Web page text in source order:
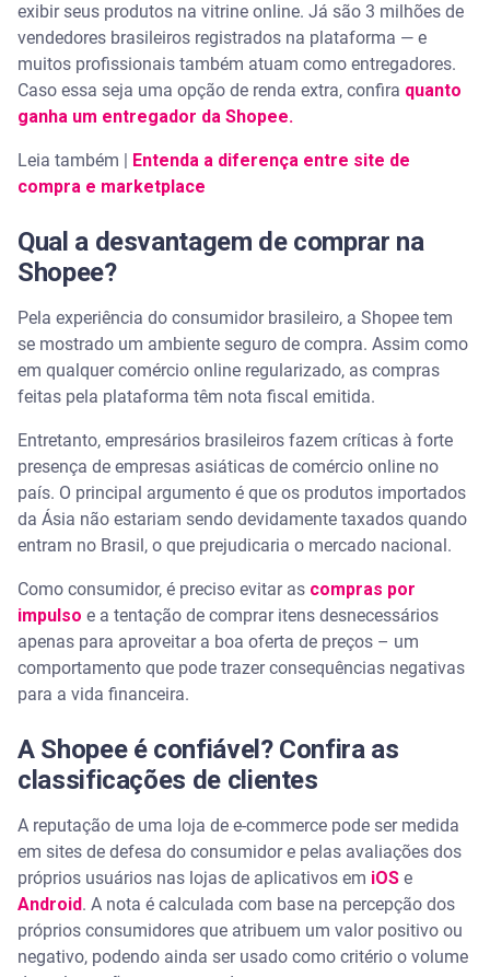
exibir seus produtos na vitrine online. Já são 3 milhões de
vendedores brasileiros registrados na plataforma — e
muitos profissionais também atuam como entregadores.
Caso essa seja uma opção de renda extra, confira quanto
ganha um entregador da Shopee.
Leia também |
Entenda a diferença entre site de
compra e marketplace
Qual a desvantagem de comprar na
Shopee?
Pela experiência do consumidor brasileiro, a Shopee tem
se mostrado um ambiente seguro de compra. Assim como
em qualquer comércio online regularizado, as compras
feitas pela plataforma têm nota fiscal emitida.
Entretanto, empresários brasileiros fazem críticas à forte
presença de empresas asiáticas de comércio online no
país. O principal argumento é que os produtos importados
da Ásia não estariam sendo devidamente taxados quando
entram no Brasil, o que prejudicaria o mercado nacional.
Como consumidor, é preciso evitar as compras por
impulso e a tentação de comprar itens desnecessários
apenas para aproveitar a boa oferta de preços – um
comportamento que pode trazer consequências negativas
para a vida financeira.
A Shopee é confiável? Confira as
classificações de clientes
A reputação de uma loja de e-commerce pode ser medida
em sites de defesa do consumidor e pelas avaliações dos
próprios usuários nas lojas de aplicativos em iOS e
Android. A nota é calculada com base na percepção dos
próprios consumidores que atribuem um valor positivo ou
negativo, podendo ainda ser usado como critério o volume